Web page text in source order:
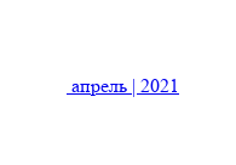
апрель | 2021